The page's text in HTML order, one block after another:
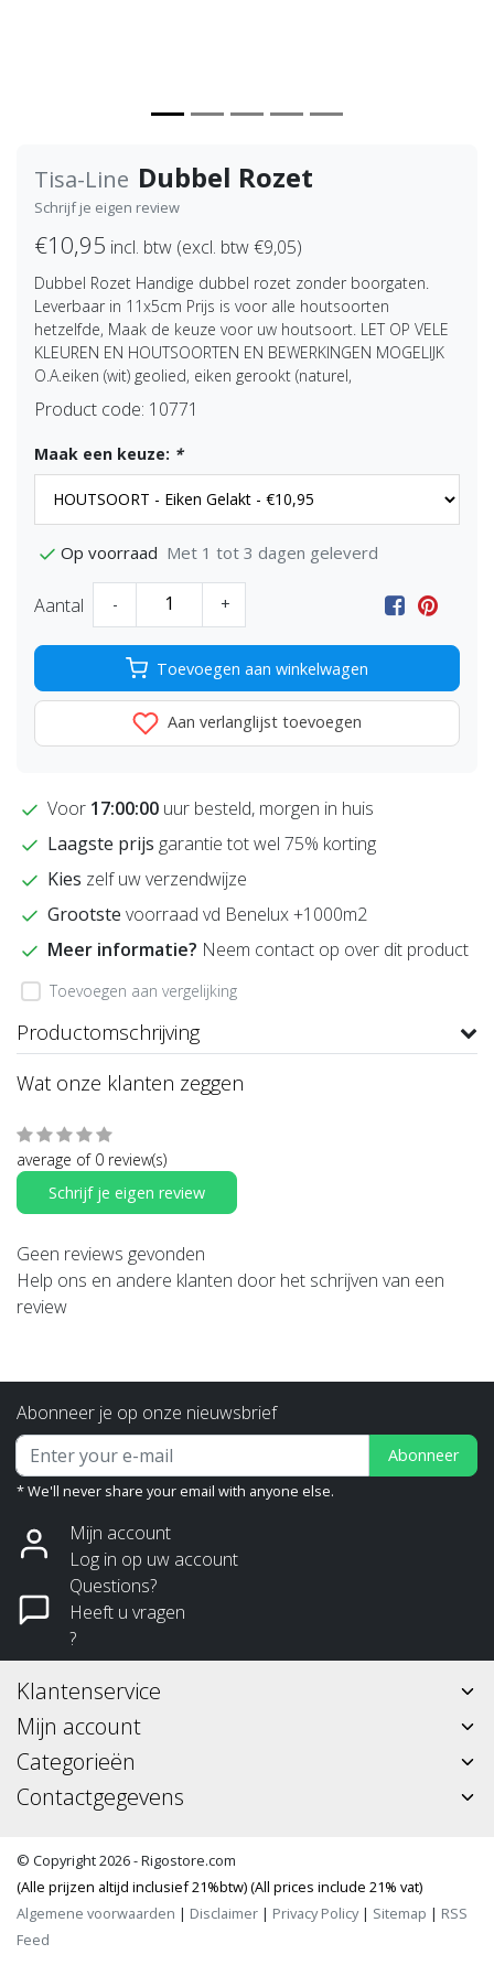
Tisa-Line Dubbel Rozet
Schrijf je eigen review
€10,95 incl. btw (excl. btw €9,05)
Dubbel Rozet Handige dubbel rozet zonder boorgaten.
Leverbaar in 11x5cm Prijs is voor alle houtsoorten
hetzelfde, Maak de keuze voor uw houtsoort. LET OP VELE
KLEUREN EN HOUTSOORTEN EN BEWERKINGEN MOGELIJK
O.A.eiken (wit) geolied, eiken gerookt (naturel,
Product code: 10771
Maak een keuze: *
Op voorraad Met 1 tot 3 dagen geleverd
Aantal - +
Toevoegen aan winkelwagen
Aan verlanglijst toevoegen
Voor 17:00:00 uur besteld, morgen in huis
Laagste prijs garantie tot wel 75% korting
Kies zelf uw verzendwijze
Grootste voorraad vd Benelux +1000m2
Meer informatie? Neem contact op over dit product
Toevoegen aan vergelijking
Productomschrijving
Wat onze klanten zeggen
average of 0 review(s)
Schrijf je eigen review
Geen reviews gevonden
Help ons en andere klanten door het schrijven van een
review
Abonneer je op onze nieuwsbrief
Abonneer
* We'll never share your email with anyone else.
Mijn account
Log in op uw account
Questions?
Heeft u vragen
?
Klantenservice
Mijn account
Categorieën
Contactgegevens
© Copyright 2026 - Rigostore.com
(Alle prijzen altijd inclusief 21%btw) (All prices include 21% vat)
Algemene voorwaarden | Disclaimer | Privacy Policy| Sitemap | RSS
Feed